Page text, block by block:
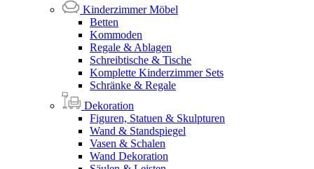
Kinderzimmer Möbel
Betten
Kommoden
Regale & Ablagen
Schreibtische & Tische
Komplette Kinderzimmer Sets
Schränke & Regale
Dekoration
Figuren, Statuen & Skulpturen
Wand & Standspiegel
Vasen & Schalen
Wand Dekoration